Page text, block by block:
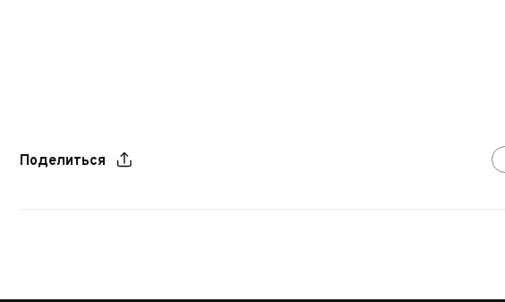
Поделиться